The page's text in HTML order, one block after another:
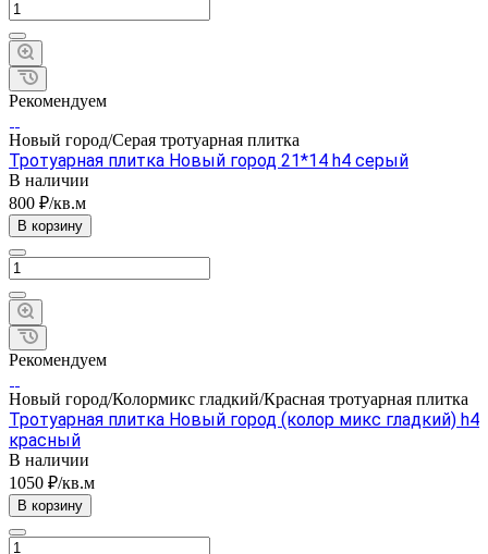
Рекомендуем
Новый город/Серая тротуарная плитка
Тротуарная плитка Новый город 21*14 h4 серый
В наличии
800 ₽/кв.м
В корзину
Рекомендуем
Новый город/Колормикс гладкий/Красная тротуарная плитка
Тротуарная плитка Новый город (колор микс гладкий) h4
красный
В наличии
1050 ₽/кв.м
В корзину